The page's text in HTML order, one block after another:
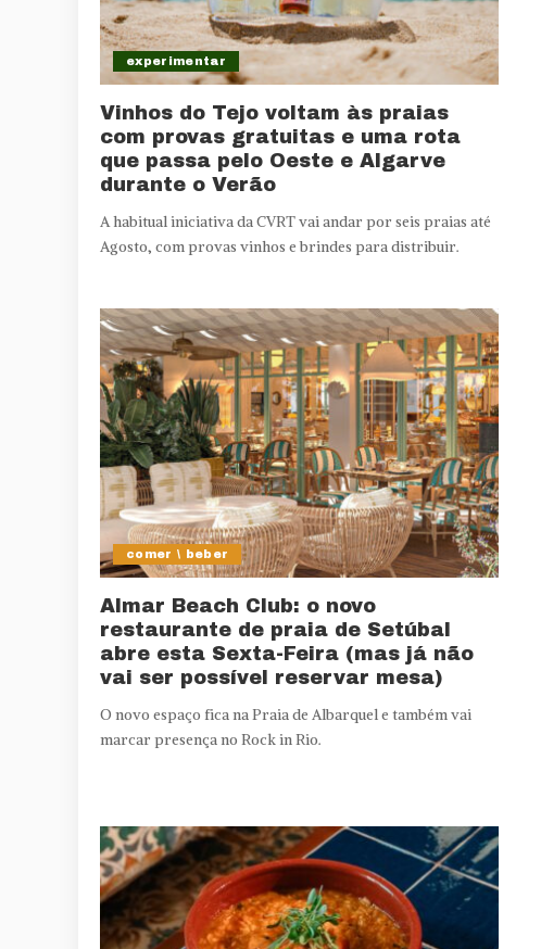
experimentar
Vinhos do Tejo voltam às praias
com provas gratuitas e uma rota
que passa pelo Oeste e Algarve
durante o Verão
A habitual iniciativa da CVRT vai andar por seis praias até
Agosto, com provas vinhos e brindes para distribuir.
comer \ beber
Almar Beach Club: o novo
restaurante de praia de Setúbal
abre esta Sexta-Feira (mas já não
vai ser possível reservar mesa)
O novo espaço fica na Praia de Albarquel e também vai
marcar presença no Rock in Rio.